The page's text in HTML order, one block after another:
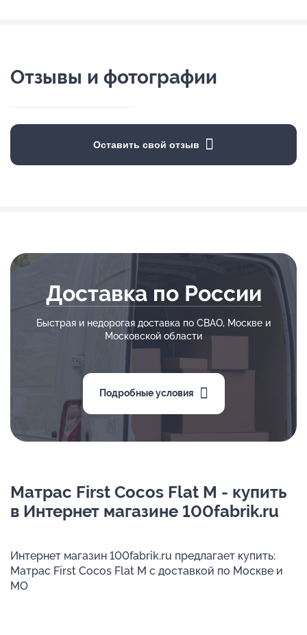
Отзывы и фотографии
Оставить свой отзыв
Доставка по России
Быстрая и недорогая доставка по СВАО, Москве и
Московской области
Подробные условия
Матрас First Cocos Flat M - купить
в Интернет магазине 100fabrik.ru
Интернет магазин 100fabrik.ru предлагает купить:
Матрас First Cocos Flat M с доставкой по Москве и
МО